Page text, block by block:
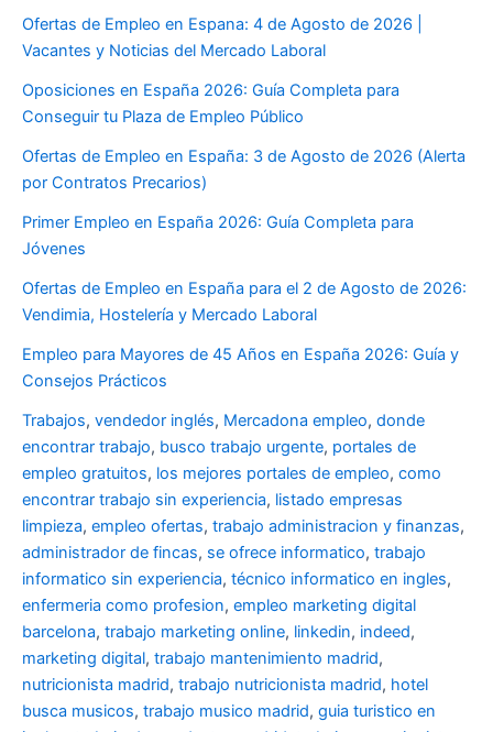
Ofertas de Empleo en Espana: 4 de Agosto de 2026 |
Vacantes y Noticias del Mercado Laboral
Oposiciones en España 2026: Guía Completa para
Conseguir tu Plaza de Empleo Público
Ofertas de Empleo en España: 3 de Agosto de 2026 (Alerta
por Contratos Precarios)
Primer Empleo en España 2026: Guía Completa para
Jóvenes
Ofertas de Empleo en España para el 2 de Agosto de 2026:
Vendimia, Hostelería y Mercado Laboral
Empleo para Mayores de 45 Años en España 2026: Guía y
Consejos Prácticos
Trabajos, vendedor inglés, Mercadona empleo, donde
encontrar trabajo, busco trabajo urgente, portales de
empleo gratuitos, los mejores portales de empleo, como
encontrar trabajo sin experiencia, listado empresas
limpieza, empleo ofertas, trabajo administracion y finanzas,
administrador de fincas, se ofrece informatico, trabajo
informatico sin experiencia, técnico informatico en ingles,
enfermeria como profesion, empleo marketing digital
barcelona, trabajo marketing online, linkedin, indeed,
marketing digital, trabajo mantenimiento madrid,
nutricionista madrid, trabajo nutricionista madrid, hotel
busca musicos, trabajo musico madrid, guia turistico en